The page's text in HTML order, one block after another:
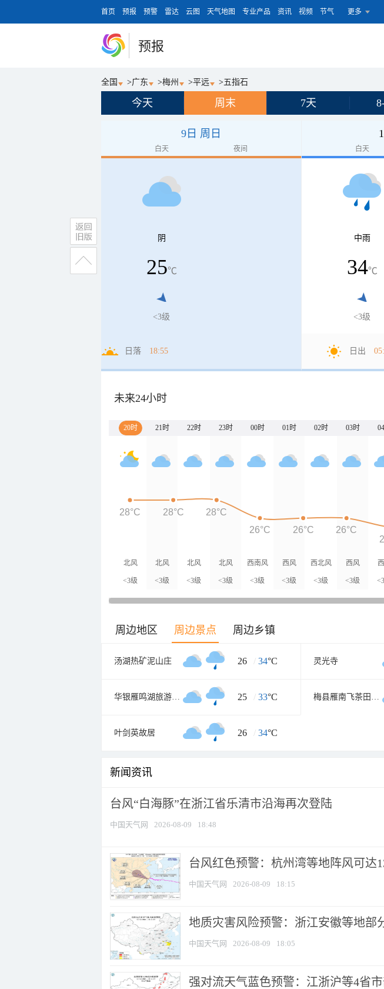
首页 预报 预警 雷达 云图 天气地图 专业产品 资讯 视频 节气 更多
预报
全国 >广东 >梅州 >平远 >五指石
今天 周末 7天
9日 周日
白天 夜间
阴
25℃
<3级
日落 18:55
白天
中雨
34℃
<3级
日出
未来24小时
20时 21时 22时 23时 00时 01时 02时 03时
北风
<3级
北风
<3级
北风
<3级
北风
<3级
西南风
<3级
西风
<3级
西北风
<3级
西风
<3级
28°C 28°C 28°C
26°C 26°C 26°C
周边地区 周边景点 周边乡镇
汤湖热矿泥山庄 26 / 34°C 灵光寺
华银雁鸣湖旅游度假村 25 / 33°C 梅县雁南飞茶田景区
叶剑英故居 26 / 34°C
新闻资讯
台风“白海豚”在浙江省乐清市沿海再次登陆
中国天气网 2026-08-09 18:48
台风红色预警：杭州湾等地阵风可达
中国天气网 2026-08-09 18:15
地质灾害风险预警：浙江安徽等地部
中国天气网 2026-08-09 18:05
强对流天气蓝色预警：江浙沪等4省